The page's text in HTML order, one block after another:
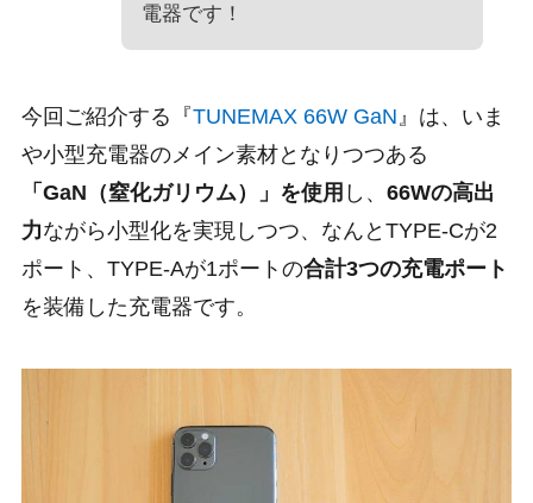
電器です！
今回ご紹介する『TUNEMAX 66W GaN 』は、いま
や小型充電器のメイン素材となりつつある
「GaN（窒化ガリウム）」を使用 し、 66Wの高出
力ながら小型化を実現しつつ、なんとTYPE-Cが2
ポート、TYPE-Aが1ポートの合計3つの充電ポート
を装備した充電器です。